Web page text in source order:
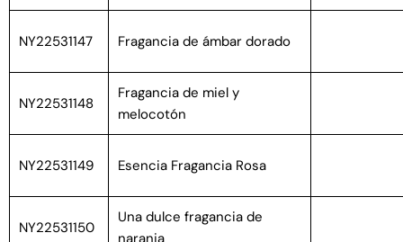
NY22531147 Fragancia de ámbar dorado
NY22531148
Fragancia de miel y
melocotón
NY22531149 Esencia Fragancia Rosa
NY22531150
Una dulce fragancia de
naranja